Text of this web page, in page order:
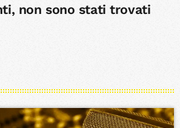
non sono stati trovati